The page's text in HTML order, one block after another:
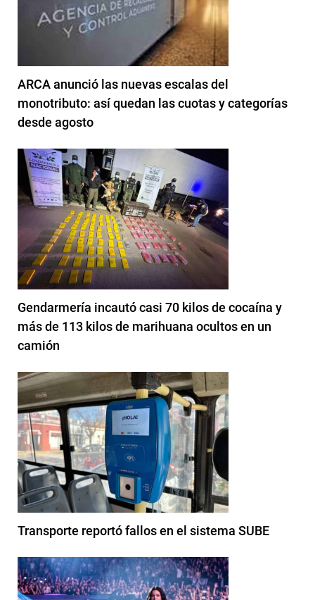
ARCA anunció las nuevas escalas del
monotributo: así quedan las cuotas y categorías
desde agosto
Gendarmería incautó casi 70 kilos de cocaína y
más de 113 kilos de marihuana ocultos en un
camión
Transporte reportó fallos en el sistema SUBE